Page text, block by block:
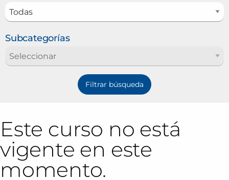
Subcategorías
Este curso no está
vigente en este
momento.